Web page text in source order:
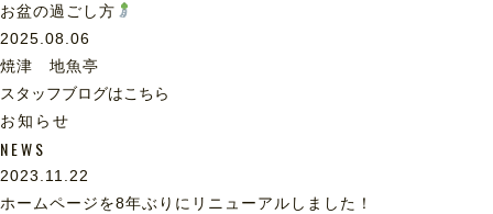
お盆の過ごし方
2025.08.06
焼津 地魚亭
スタッフブログはこちら
お知らせ
NEWS
2023.11.22
ホームページを8年ぶりにリニューアルしました！